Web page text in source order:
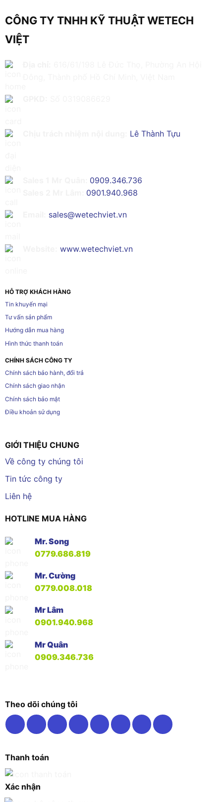
CÔNG TY TNHH KỸ THUẬT WETECH
VIỆT
Lê Thành Tựu
0909.346.736
0901.940.968
sales@wetechviet.vn
www.wetechviet.vn
HỖ TRỢ KHÁCH HÀNG
Tin khuyến mại
Tư vấn sản phẩm
Hướng dẫn mua hàng
Hình thức thanh toán
CHÍNH SÁCH CÔNG TY
Chính sách bảo hành, đổi trả
Chính sách giao nhận
Chính sách bảo mật
Điều khoản sử dụng
GIỚI THIỆU CHUNG
Về công ty chúng tôi
Tin tức công ty
Liên hệ
HOTLINE MUA HÀNG
Mr. Song
0779.686.819
Mr. Cường
0779.008.018
Mr Lâm
0901.940.968
Mr Quân
0909.346.736
Theo dõi chúng tôi
Thanh toán
Xác nhận